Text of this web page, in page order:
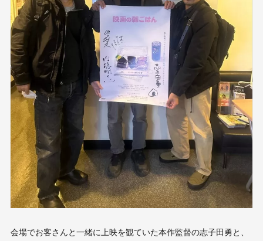
会場でお客さんと一緒に上映を観ていた本作監督の志子田勇と、